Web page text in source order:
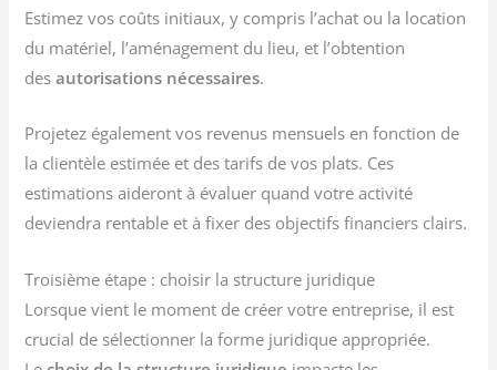
Estimez vos coûts initiaux, y compris l’achat ou la location
du matériel, l’aménagement du lieu, et l’obtention
desautorisations nécessaires.
Projetez également vos revenus mensuels en fonction de
la clientèle estimée et des tarifs de vos plats. Ces
estimations aideront à évaluer quand votre activité
deviendra rentable et à fixer des objectifs financiers clairs.
Troisième étape : choisir la structure juridique
Lorsque vient le moment de créer votre entreprise, il est
crucial de sélectionner la forme juridique appropriée.